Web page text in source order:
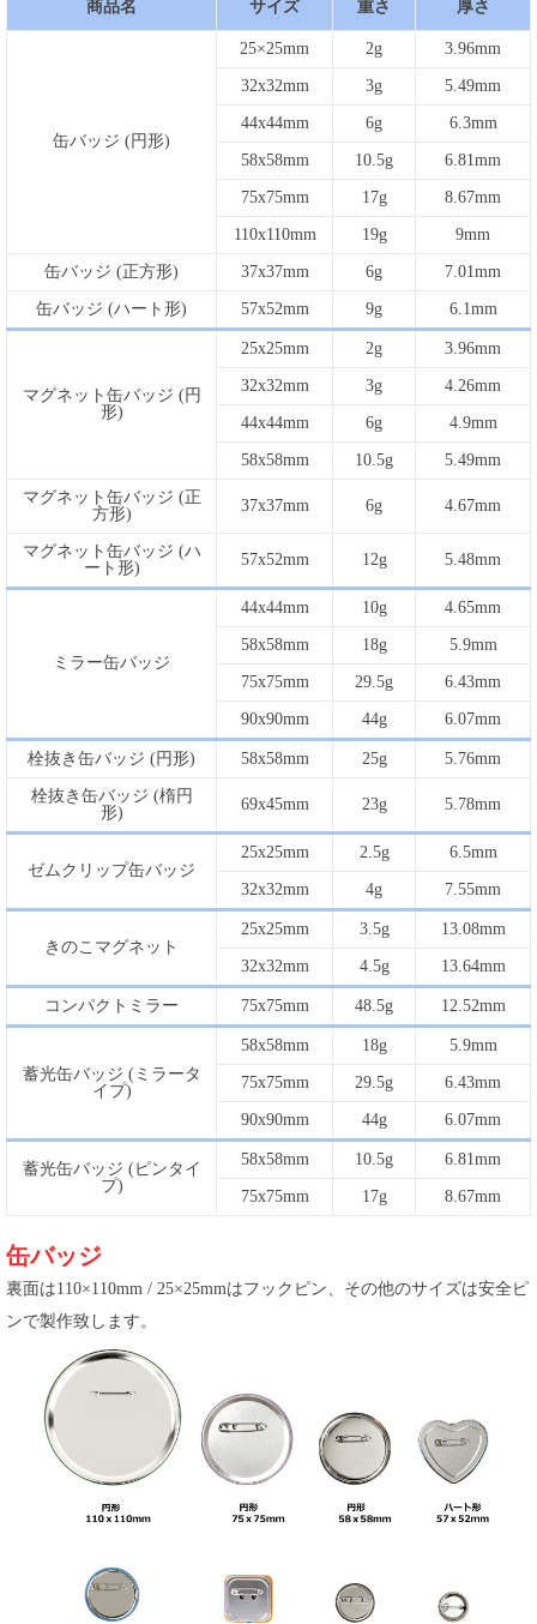
商品名 サイズ 重さ 厚さ
缶バッジ (円形)
25×25mm 2g 3.96mm
32x32mm 3g 5.49mm
44x44mm 6g 6.3mm
58x58mm 10.5g 6.81mm
75x75mm 17g 8.67mm
110x110mm 19g 9mm
缶バッジ (正方形) 37x37mm 6g 7.01mm
缶バッジ (ハート形) 57x52mm 9g 6.1mm
マグネット缶バッジ (円
形)
25x25mm 2g 3.96mm
32x32mm 3g 4.26mm
44x44mm 6g 4.9mm
58x58mm 10.5g 5.49mm
マグネット缶バッジ (正
方形)
37x37mm 6g 4.67mm
マグネット缶バッジ (ハ
ート形)
57x52mm 12g 5.48mm
ミラー缶バッジ
44x44mm 10g 4.65mm
58x58mm 18g 5.9mm
75x75mm 29.5g 6.43mm
90x90mm 44g 6.07mm
栓抜き缶バッジ (円形) 58x58mm 25g 5.76mm
栓抜き缶バッジ (楕円
形)
69x45mm 23g 5.78mm
ゼムクリップ缶バッジ
25x25mm 2.5g 6.5mm
32x32mm 4g 7.55mm
きのこマグネット
25x25mm 3.5g 13.08mm
32x32mm 4.5g 13.64mm
コンパクトミラー 75x75mm 48.5g 12.52mm
蓄光缶バッジ (ミラータ
イプ)
58x58mm 18g 5.9mm
75x75mm 29.5g 6.43mm
90x90mm 44g 6.07mm
蓄光缶バッジ (ピンタイ
プ)
58x58mm 10.5g 6.81mm
75x75mm 17g 8.67mm
缶バッジ
裏面は110×110mm / 25×25mmはフックピン、その他のサイズは安全ピ
ンで製作致します。